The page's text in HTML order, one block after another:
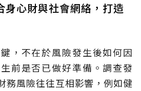
身心財與社會網絡，打造
，不在於風險發生後如何因
前是否已做好準備。調查發
務風險往往互相影響，例如健